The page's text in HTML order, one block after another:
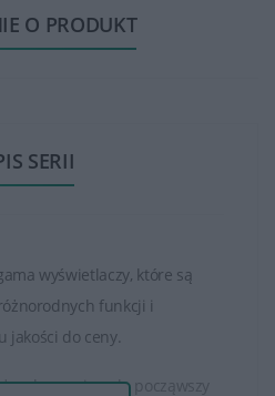
O PRODUKT
SERII
wyświetlaczy, które są
funkcji i
jakości do ceny.
rozmiarach, począwszy